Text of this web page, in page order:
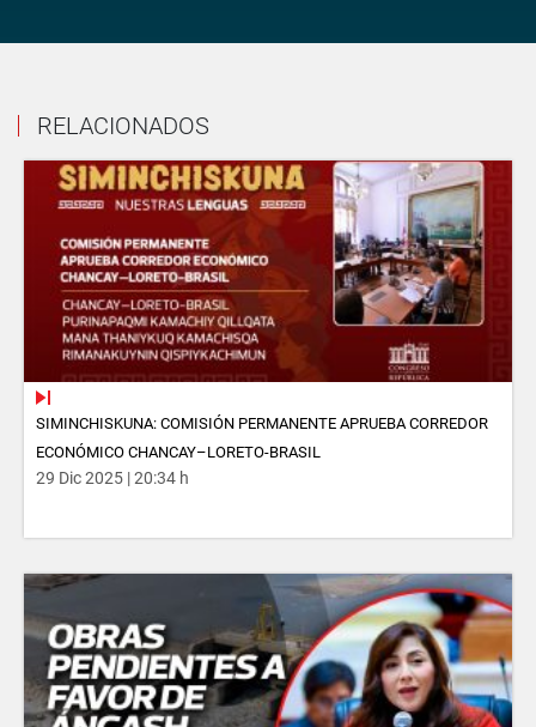
RELACIONADOS
SIMINCHISKUNA: COMISIÓN PERMANENTE APRUEBA CORREDOR
ECONÓMICO CHANCAY–LORETO-BRASIL
29 Dic 2025 | 20:34 h